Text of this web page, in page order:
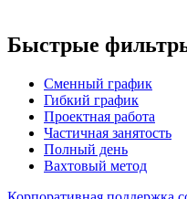
Быстрые
Сменный график
Гибкий график
Проектная работа
Частичная занятость
Полный день
Вахтовый метод